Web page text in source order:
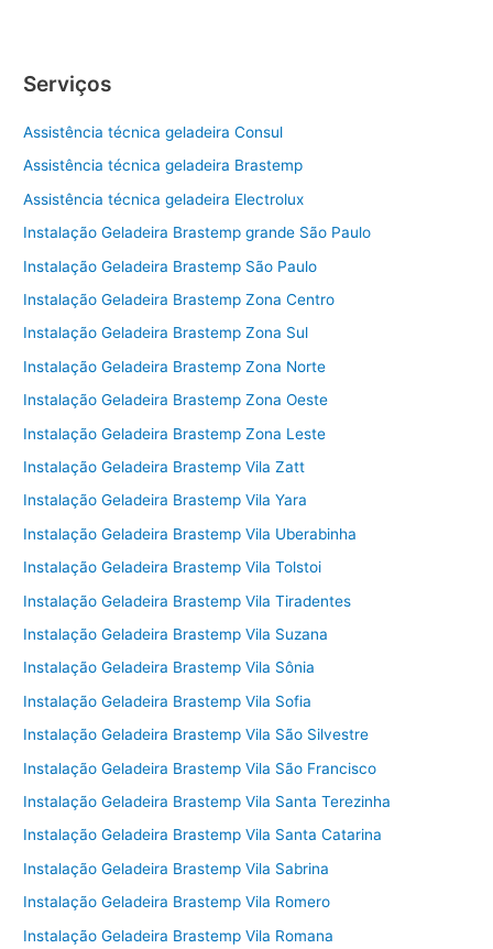
Serviços
Assistência técnica geladeira Consul
Assistência técnica geladeira Brastemp
Assistência técnica geladeira Electrolux
Instalação Geladeira Brastemp grande São Paulo
Instalação Geladeira Brastemp São Paulo
Instalação Geladeira Brastemp Zona Centro
Instalação Geladeira Brastemp Zona Sul
Instalação Geladeira Brastemp Zona Norte
Instalação Geladeira Brastemp Zona Oeste
Instalação Geladeira Brastemp Zona Leste
Instalação Geladeira Brastemp Vila Zatt
Instalação Geladeira Brastemp Vila Yara
Instalação Geladeira Brastemp Vila Uberabinha
Instalação Geladeira Brastemp Vila Tolstoi
Instalação Geladeira Brastemp Vila Tiradentes
Instalação Geladeira Brastemp Vila Suzana
Instalação Geladeira Brastemp Vila Sônia
Instalação Geladeira Brastemp Vila Sofia
Instalação Geladeira Brastemp Vila São Silvestre
Instalação Geladeira Brastemp Vila São Francisco
Instalação Geladeira Brastemp Vila Santa Terezinha
Instalação Geladeira Brastemp Vila Santa Catarina
Instalação Geladeira Brastemp Vila Sabrina
Instalação Geladeira Brastemp Vila Romero
Instalação Geladeira Brastemp Vila Romana